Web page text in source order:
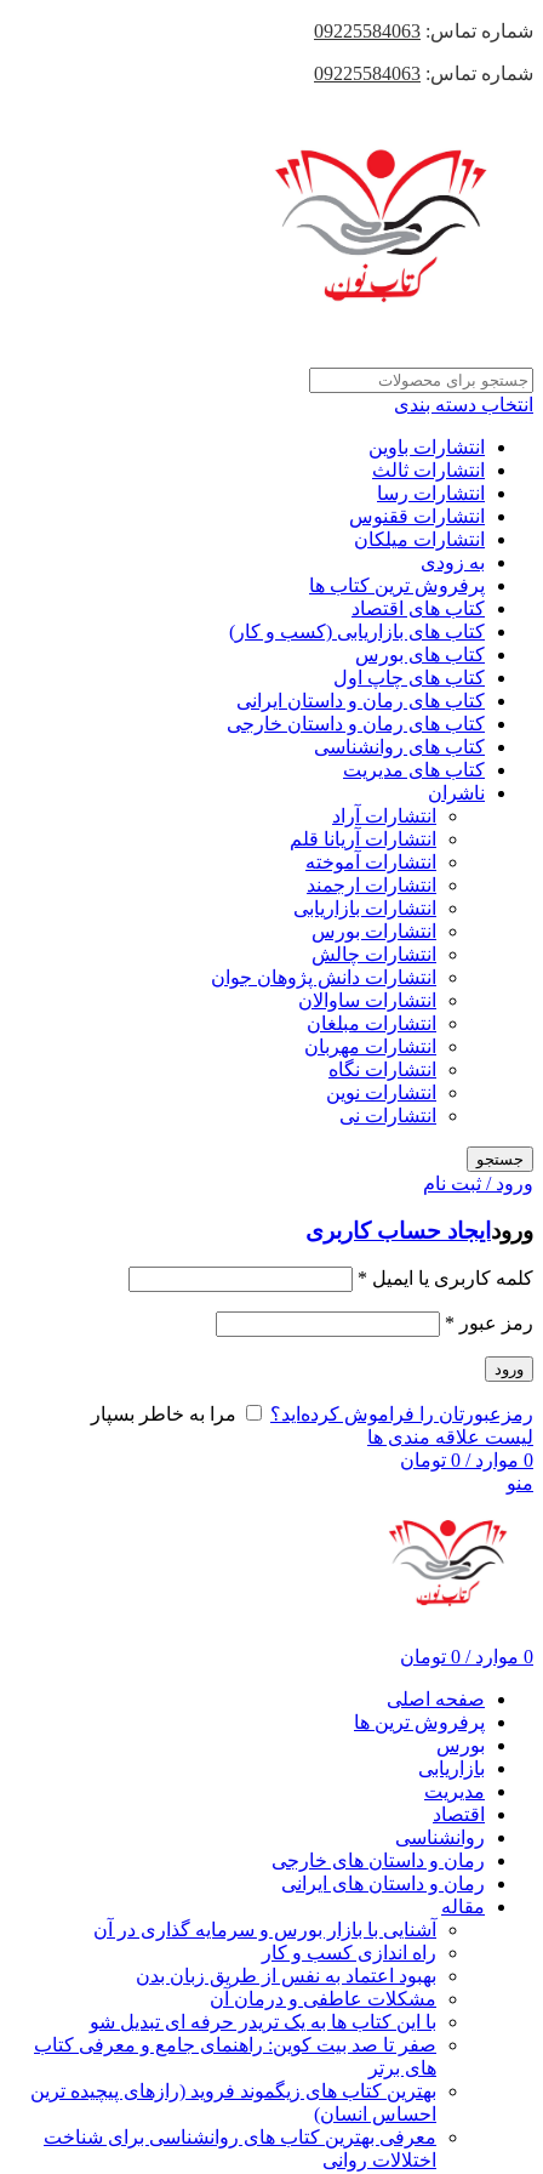
شماره تماس: 09225584063
شماره تماس: 09225584063
انتخاب دسته بندی
انتشارات باوین
انتشارات ثالث
انتشارات رسا
انتشارات ققنوس
انتشارات میلکان
به زودی
پرفروش ترین کتاب ها
کتاب های اقتصاد
کتاب های بازاریابی (کسب و کار)
کتاب های بورس
کتاب های چاپ اول
کتاب های رمان و داستان ایرانی
کتاب های رمان و داستان خارجی
کتاب های روانشناسی
کتاب های مدیریت
ناشران
انتشارات آراد
انتشارات آریانا قلم
انتشارات آموخته
انتشارات ارجمند
انتشارات بازاریابی
انتشارات بورس
انتشارات چالش
انتشارات دانش پژوهان جوان
انتشارات ساوالان
انتشارات مبلغان
انتشارات مهربان
انتشارات نگاه
انتشارات نوین
انتشارات نی
جستجو
ورود / ثبت نام
ورود ایجاد حساب کاربری
کلمه کاربری یا ایمیل *
رمز عبور *
ورود
رمزعبورتان را فراموش کرده‌اید؟
مرا به خاطر بسپار
لیست علاقه مندی ها
0 موارد /
0 تومان
منو
0 موارد /
0 تومان
صفحه اصلی
پرفروش ترین ها
بورس
بازاریابی
مدیریت
اقتصاد
روانشناسی
رمان و داستان های خارجی
رمان و داستان های ایرانی
مقاله
آشنایی با بازار بورس و سرمایه گذاری در آن
راه اندازی کسب و کار
بهبود اعتماد به نفس از طریق زبان بدن
مشکلات عاطفی و درمان آن
با این کتاب ها به یک تریدر حرفه ای تبدیل شو
صفر تا صد بیت کوین: راهنمای جامع و معرفی کتاب
های برتر
بهترین کتاب های زیگموند فروید (رازهای پیچیده ترین
احساس انسان)
معرفی بهترین کتاب های روانشناسی برای شناخت
اختلالات روانی